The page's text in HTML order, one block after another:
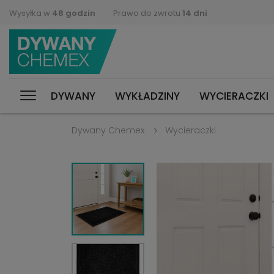
Wysyłka w 48 godzin Prawo do zwrotu 14 dni
DYWANY WYKŁADZINY WYCIERACZKI
Dywany Chemex Wycieraczki